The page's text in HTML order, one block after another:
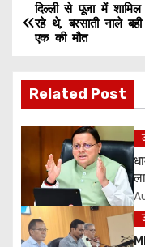
P
o
s
t
n
a
v
दिल्ली से पूजा में शामिल
रहे थे, बरसाती नाले बही
एक की मौत
Related Post